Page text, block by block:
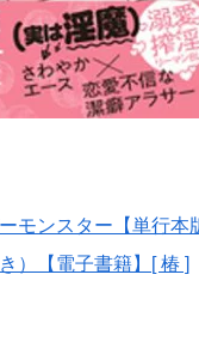
モンスター【単行本
）【電子書籍】[ 椿 ]